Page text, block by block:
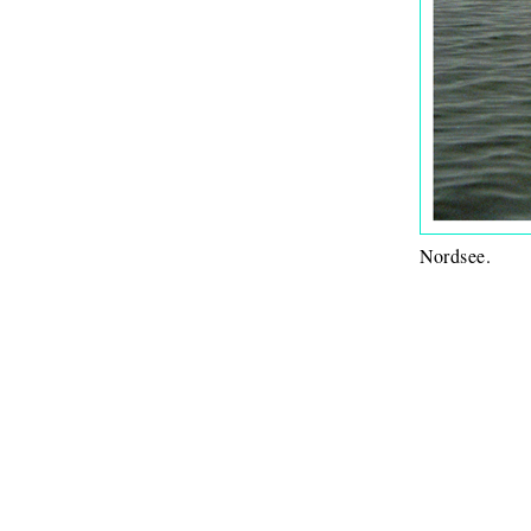
Nordsee.